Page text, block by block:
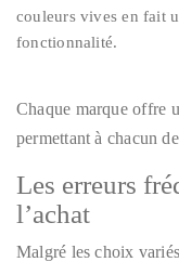
couleurs vives en fait
fonctionnalité.
Chaque marque offre
permettant à chacun
Les erreurs
l’achat
Malgré les choix